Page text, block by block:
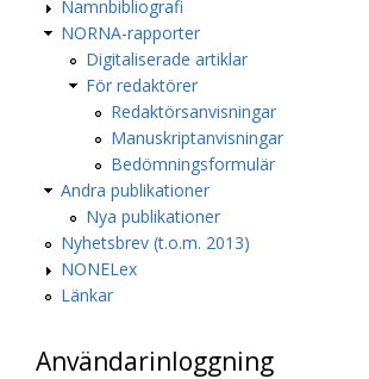
Namnbibliografi
NORNA-rapporter
Digitaliserade artiklar
För redaktörer
Redaktörsanvisningar
Manuskriptanvisningar
Bedömningsformulär
Andra publikationer
Nya publikationer
Nyhetsbrev (t.o.m. 2013)
NONELex
Länkar
Användarinloggning